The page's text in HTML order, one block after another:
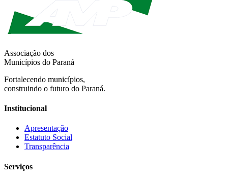
Associação dos
Municípios do Paraná
Fortalecendo municípios,
construindo o futuro do Paraná.
Institucional
Apresentação
Estatuto Social
Transparência
Serviços